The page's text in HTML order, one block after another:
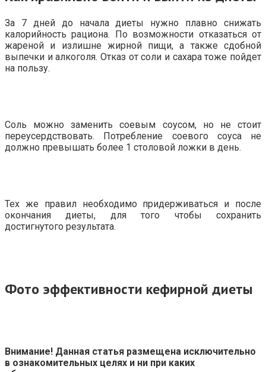
За 7 дней до начала диеты нужно плавно снижать
калорийность рациона. По возможности отказаться от
жареной и излишне жирной пищи, а также сдобной
выпечки и алкоголя. Отказ от соли и сахара тоже пойдет
на пользу.
Соль можно заменить соевым соусом, но не стоит
переусердствовать. Потребление соевого соуса не
должно превышать более 1 столовой ложки в день.
Тех же правил необходимо придерживаться и после
окончания диеты, для того чтобы сохранить
достигнутого результата.
Фото эффективности кефирной диеты
Внимание! Данная статья размещена исключительно
в ознакомительных целях и ни при каких